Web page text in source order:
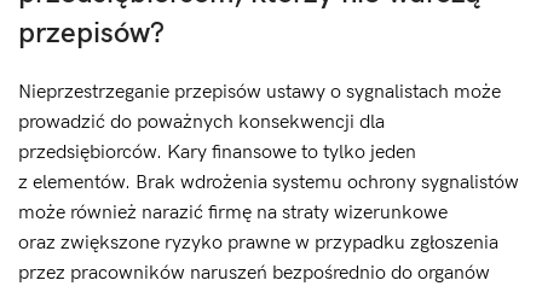
przepisów?
Nieprzestrzeganie przepisów ustawy o sygnalistach może
prowadzić do poważnych konsekwencji dla
przedsiębiorców. Kary finansowe to tylko jeden
z elementów. Brak wdrożenia systemu ochrony sygnalistów
może również narazić firmę na straty wizerunkowe
oraz zwiększone ryzyko prawne w przypadku zgłoszenia
przez pracowników naruszeń bezpośrednio do organów